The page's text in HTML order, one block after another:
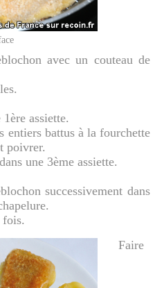
avec un couteau de
assiette.
entiers battus à la fourchette
poivrer.
une 3ème assiette.
successivement dans
fois.
Faire